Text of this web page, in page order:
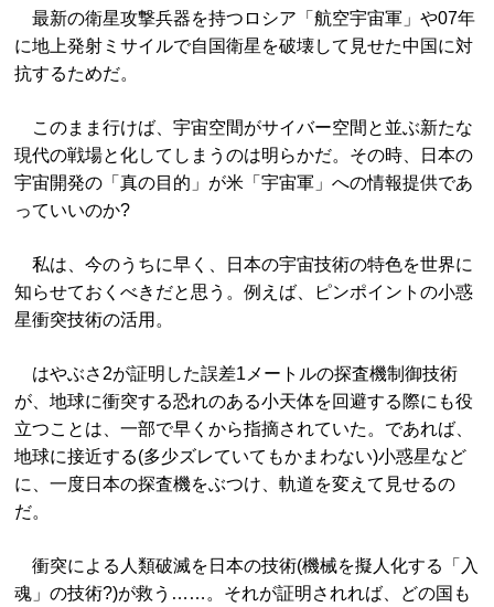
最新の衛星攻撃兵器を持つロシア「航空宇宙軍」や07年
に地上発射ミサイルで自国衛星を破壊して見せた中国に対
抗するためだ。
このまま行けば、宇宙空間がサイバー空間と並ぶ新たな
現代の戦場と化してしまうのは明らかだ。その時、日本の
宇宙開発の「真の目的」が米「宇宙軍」への情報提供であ
っていいのか?
私は、今のうちに早く、日本の宇宙技術の特色を世界に
知らせておくべきだと思う。例えば、ピンポイントの小惑
星衝突技術の活用。
はやぶさ2が証明した誤差1メートルの探査機制御技術
が、地球に衝突する恐れのある小天体を回避する際にも役
立つことは、一部で早くから指摘されていた。であれば、
地球に接近する(多少ズレていてもかまわない)小惑星など
に、一度日本の探査機をぶつけ、軌道を変えて見せるの
だ。
衝突による人類破滅を日本の技術(機械を擬人化する「入
魂」の技術?)が救う……。それが証明されれば、どの国も